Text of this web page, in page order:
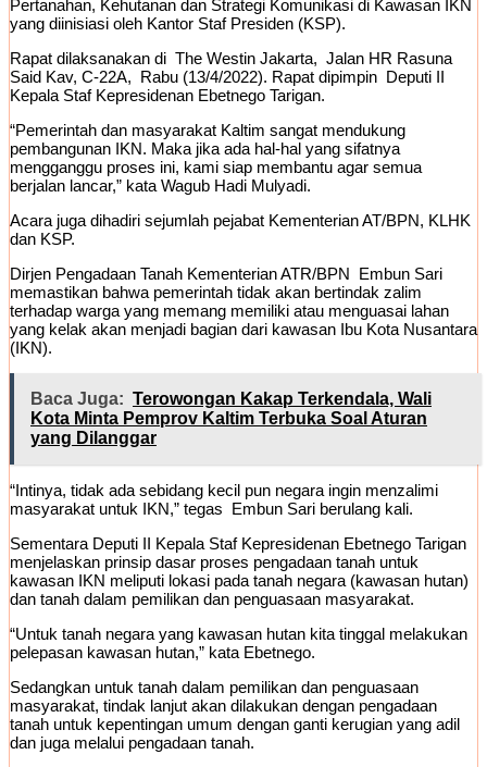
Pertanahan, Kehutanan dan Strategi Komunikasi di Kawasan IKN
yang diinisiasi oleh Kantor Staf Presiden (KSP).
Rapat dilaksanakan di The Westin Jakarta, Jalan HR Rasuna
Said Kav, C-22A, Rabu (13/4/2022). Rapat dipimpin Deputi II
Kepala Staf Kepresidenan Ebetnego Tarigan.
“Pemerintah dan masyarakat Kaltim sangat mendukung
pembangunan IKN. Maka jika ada hal-hal yang sifatnya
mengganggu proses ini, kami siap membantu agar semua
berjalan lancar,” kata Wagub Hadi Mulyadi.
Acara juga dihadiri sejumlah pejabat Kementerian AT/BPN, KLHK
dan KSP.
Dirjen Pengadaan Tanah Kementerian ATR/BPN Embun Sari
memastikan bahwa pemerintah tidak akan bertindak zalim
terhadap warga yang memang memiliki atau menguasai lahan
yang kelak akan menjadi bagian dari kawasan Ibu Kota Nusantara
(IKN).
Baca Juga: Terowongan Kakap Terkendala, Wali
Kota Minta Pemprov Kaltim Terbuka Soal Aturan
yang Dilanggar
“Intinya, tidak ada sebidang kecil pun negara ingin menzalimi
masyarakat untuk IKN,” tegas Embun Sari berulang kali.
Sementara Deputi II Kepala Staf Kepresidenan Ebetnego Tarigan
menjelaskan prinsip dasar proses pengadaan tanah untuk
kawasan IKN meliputi lokasi pada tanah negara (kawasan hutan)
dan tanah dalam pemilikan dan penguasaan masyarakat.
“Untuk tanah negara yang kawasan hutan kita tinggal melakukan
pelepasan kawasan hutan,” kata Ebetnego.
Sedangkan untuk tanah dalam pemilikan dan penguasaan
masyarakat, tindak lanjut akan dilakukan dengan pengadaan
tanah untuk kepentingan umum dengan ganti kerugian yang adil
dan juga melalui pengadaan tanah.